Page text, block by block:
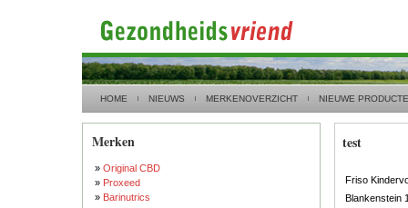
HOME NIEUWS MERKENOVERZICHT NIEUWE
Merken
» Original CBD
» Proxeed
» Barinutrics
test
Friso
Blankenstein